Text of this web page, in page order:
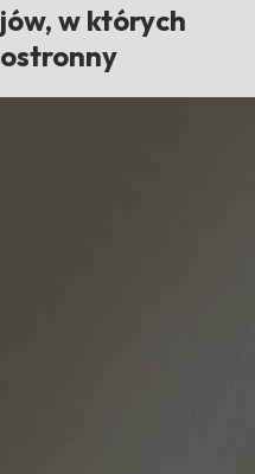
w których